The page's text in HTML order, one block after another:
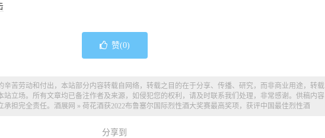
赞(0)
辛苦劳动和付出，本站部分内容转载自网络，转载之目的在于分享、传播、研究，而非商业用途，转载
站立场。所有文章均已备注作者及来源，如侵犯您的权利，请及时联系我们处理，非常感谢。供稿内容
担完全责任。 酒展网 » 荷花酒获2022布鲁塞尔国际烈性酒大奖赛最高奖项，获评中国最佳烈性酒
分享到